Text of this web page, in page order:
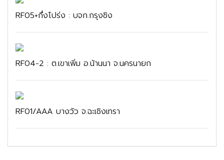
RF05+กึ่งโปร่ง : บจก.กรุงชิง
RF04-2 : ต.เขาเพิ่ม อ.น้านนา จ.นครนายก
RF01/AAA บางวัว จ.ฉะเชิงเทรา